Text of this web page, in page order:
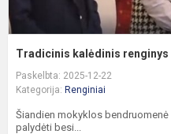
Tradicinis kalėdinis renginys
Paskelbta: 2025-12-22
Kategorija: Renginiai
Šiandien mokyklos
palydėti besi...